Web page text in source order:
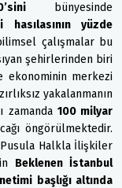
bünyesinde
yüzde
çalışmalar bu
şehirlerinden biri
ekonominin merkezi
yakalanmanın
zamanda 100 milyar
öngörülmektedir.
Pusula Halkla İlişkiler
Beklenen İstanbul
başlığı altında